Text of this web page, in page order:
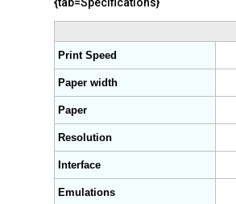
Print Speed
Paper width
Paper
Resolution
Interface
Emulations